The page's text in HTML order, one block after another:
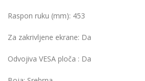
Raspon ruku (mm): 453
Za zakrivljene ekrane: Da
Odvojiva VESA ploča : Da